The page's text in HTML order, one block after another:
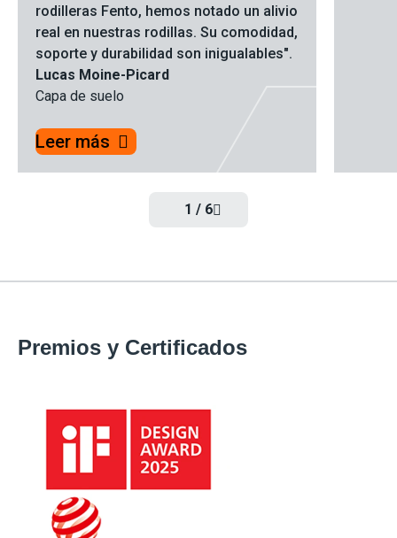
rodilleras Fento, hemos notado un alivio
real en nuestras rodillas. Su comodidad,
soporte y durabilidad son inigualables".
Lucas Moine-Picard
Capa de suelo
Leer más
1 / 6
Premios y Certificados